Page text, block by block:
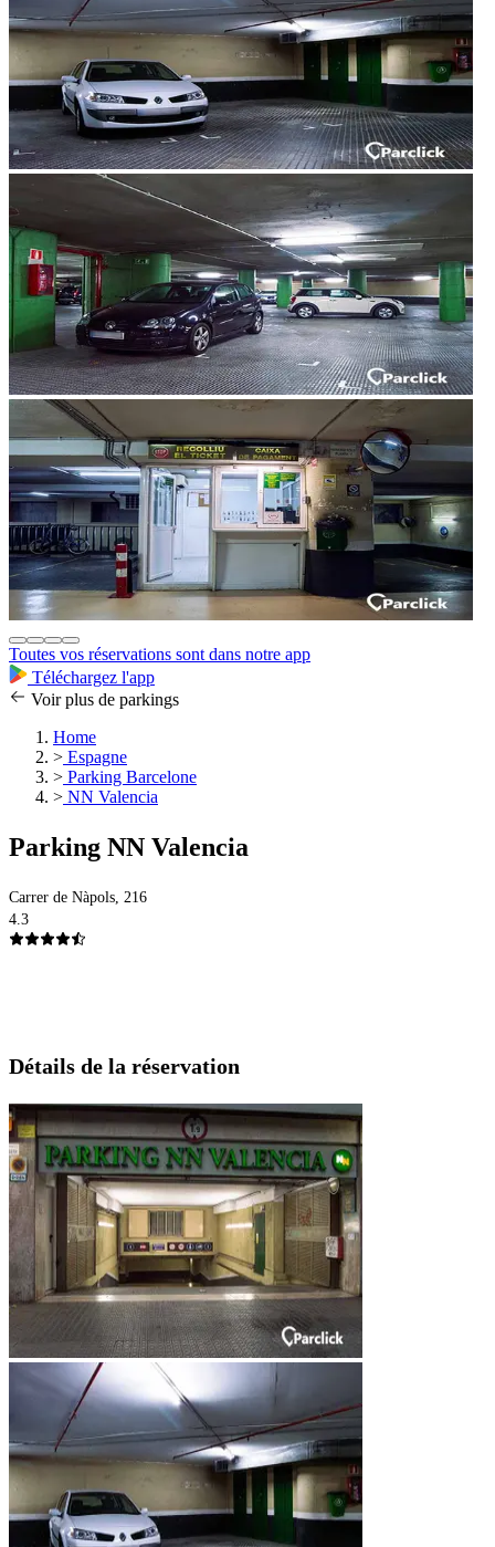
Toutes vos réservations sont dans notre app
Téléchargez l'app
Voir plus de parkings
Home
> Espagne
> Parking Barcelone
> NN Valencia
Parking NN Valencia
Carrer de Nàpols, 216
4.3
Détails de la réservation